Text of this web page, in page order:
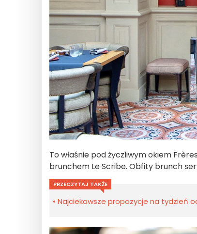
To właśnie pod życzliwym okiem
brunchem Le Scribe. Obfity brunch
PRZECZYTAJ TAKŻE
Najciekawsze propozycje na tydzień